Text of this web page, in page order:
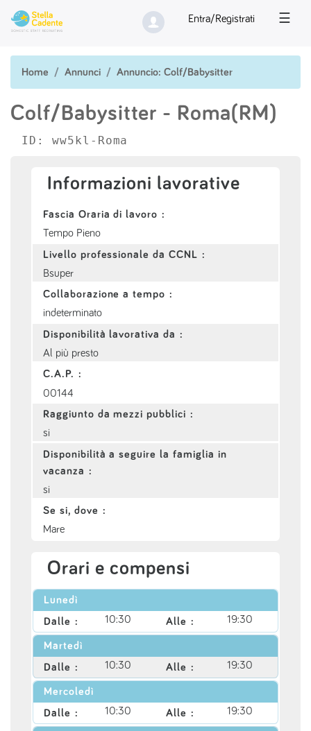
☰
Entra/Registrati
Home Annunci Annuncio: Colf/Babysitter
Colf/Babysitter - Roma(RM)
ID: ww5kl-Roma
Orari e compensi
Lunedì
Dalle :
10:30 Alle : 19:30
Martedì
Dalle :
10:30 Alle : 19:30
Mercoledì
Dalle :
10:30 Alle : 19:30
Informazioni lavorative
Fascia Oraria di lavoro :
Tempo Pieno
Livello professionale da CCNL :
Bsuper
Collaborazione a tempo :
indeterminato
Disponibilità lavorativa da :
Al più presto
C.A.P. :
00144
Raggiunto da mezzi pubblici :
si
Disponibilità a seguire la famiglia in
vacanza :
si
Se si, dove :
Mare